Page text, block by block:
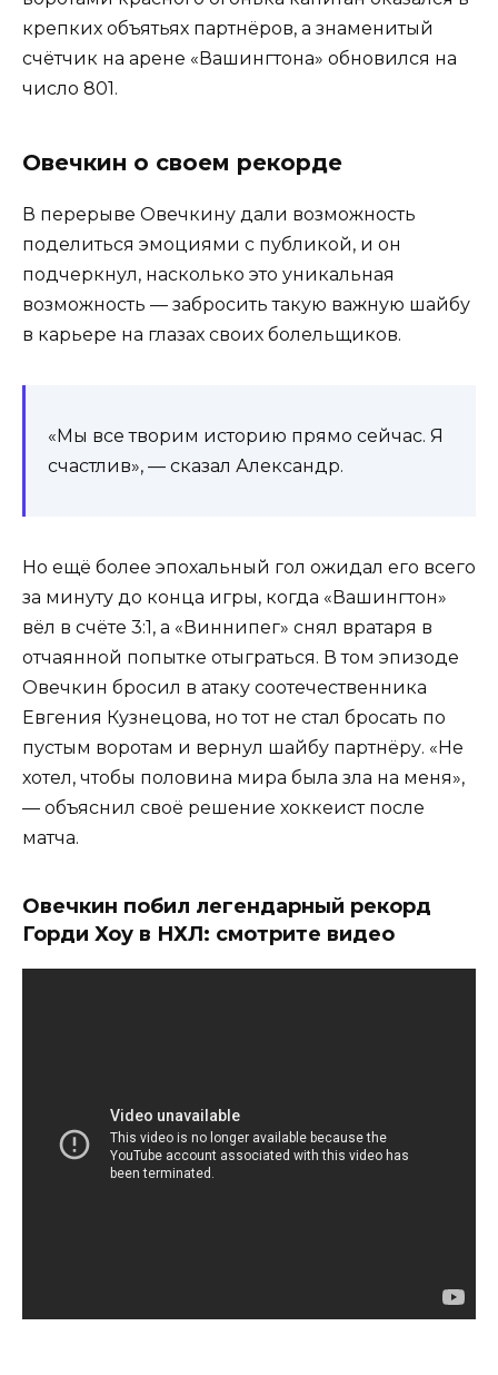
крепких объятьях партнёров, а знаменитый
счётчик на арене «Вашингтона» обновился на
число 801.
Овечкин о своем рекорде
В перерыве Овечкину дали возможность
поделиться эмоциями с публикой, и он
подчеркнул, насколько это уникальная
возможность — забросить такую важную шайбу
в карьере на глазах своих болельщиков.
«Мы все творим историю прямо сейчас. Я
счастлив», — сказал Александр.
Но ещё более эпохальный гол ожидал его всего
за минуту до конца игры, когда «Вашингтон»
вёл в счёте 3:1, а «Виннипег» снял вратаря в
отчаянной попытке отыграться. В том эпизоде
Овечкин бросил в атаку соотечественника
Евгения Кузнецова, но тот не стал бросать по
пустым воротам и вернул шайбу партнёру. «Не
хотел, чтобы половина мира была зла на меня»,
— объяснил своё решение хоккеист после
матча.
Овечкин побил легендарный рекорд
Горди Хоу в НХЛ: смотрите видео